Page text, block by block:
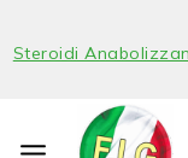
Steroidi